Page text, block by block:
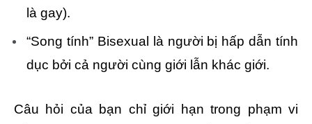
là gay).
“Song tính” Bisexual là người bị hấp dẫn tính
dục bởi cả người cùng giới lẫn khác giới.
Câu hỏi của bạn chỉ giới hạn trong phạm vi